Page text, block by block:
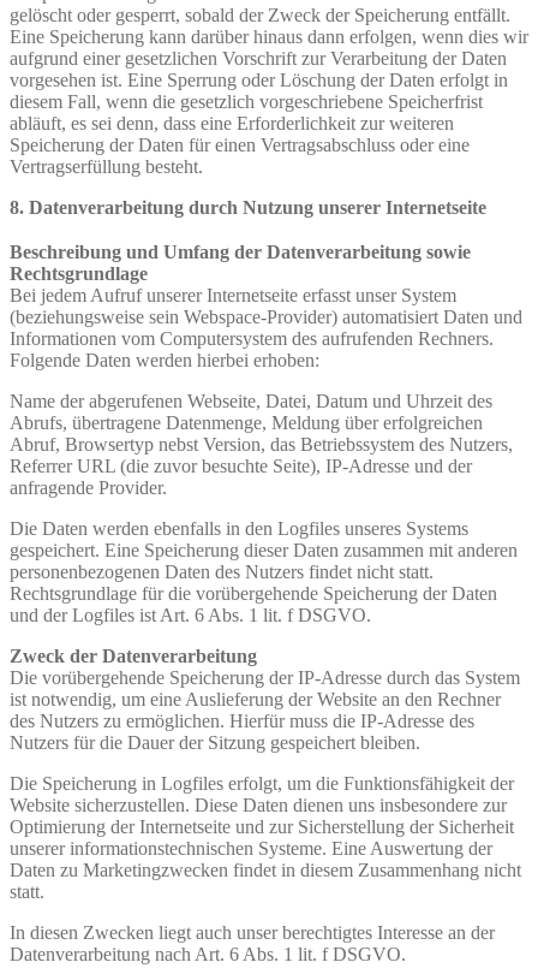
gelöscht oder gesperrt, sobald der Zweck der Speicherung entfällt.
Eine Speicherung kann darüber hinaus dann erfolgen, wenn dies wir
aufgrund einer gesetzlichen Vorschrift zur Verarbeitung der Daten
vorgesehen ist. Eine Sperrung oder Löschung der Daten erfolgt in
diesem Fall, wenn die gesetzlich vorgeschriebene Speicherfrist
abläuft, es sei denn, dass eine Erforderlichkeit zur weiteren
Speicherung der Daten für einen Vertragsabschluss oder eine
Vertragserfüllung besteht.
8. Datenverarbeitung durch Nutzung unserer Internetseite
Beschreibung und Umfang der Datenverarbeitung sowie
Rechtsgrundlage
Bei jedem Aufruf unserer Internetseite erfasst unser System
(beziehungsweise sein Webspace‐Provider) automatisiert Daten und
Informationen vom Computersystem des aufrufenden Rechners.
Folgende Daten werden hierbei erhoben:
Name der abgerufenen Webseite, Datei, Datum und Uhrzeit des
Abrufs, übertragene Datenmenge, Meldung über erfolgreichen
Abruf, Browsertyp nebst Version, das Betriebssystem des Nutzers,
Referrer URL (die zuvor besuchte Seite), IP‐Adresse und der
anfragende Provider.
Die Daten werden ebenfalls in den Logfiles unseres Systems
gespeichert. Eine Speicherung dieser Daten zusammen mit anderen
personenbezogenen Daten des Nutzers findet nicht statt.
Rechtsgrundlage für die vorübergehende Speicherung der Daten
und der Logfiles ist Art. 6 Abs. 1 lit. f DSGVO.
Zweck der Datenverarbeitung
Die vorübergehende Speicherung der IP‐Adresse durch das System
ist notwendig, um eine Auslieferung der Website an den Rechner
des Nutzers zu ermöglichen. Hierfür muss die IP‐Adresse des
Nutzers für die Dauer der Sitzung gespeichert bleiben.
Die Speicherung in Logfiles erfolgt, um die Funktionsfähigkeit der
Website sicherzustellen. Diese Daten dienen uns insbesondere zur
Optimierung der Internetseite und zur Sicherstellung der Sicherheit
unserer informationstechnischen Systeme. Eine Auswertung der
Daten zu Marketingzwecken findet in diesem Zusammenhang nicht
statt.
In diesen Zwecken liegt auch unser berechtigtes Interesse an der
Datenverarbeitung nach Art. 6 Abs. 1 lit. f DSGVO.